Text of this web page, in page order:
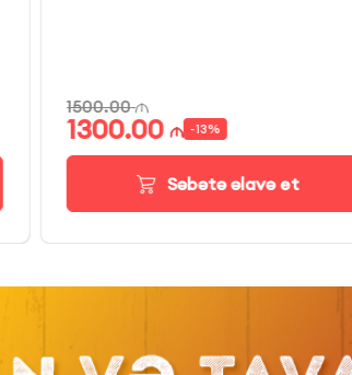
1500.00
1300.00 -13%
Səbətə əlavə et